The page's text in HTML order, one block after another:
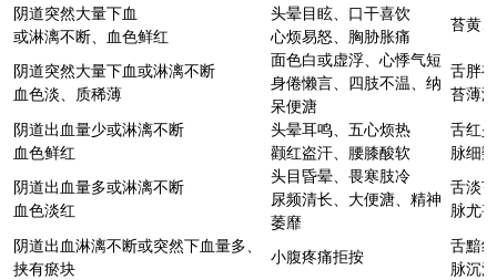
阴道突然大量下血
或淋漓不断、血色鲜红
头晕目眩、口干喜饮
心烦易怒、胸胁胀痛
苔黄
阴道突然大量下血或淋漓不断
血色淡、质稀薄
面色白或虚浮、心悸气短
身倦懒言、四肢不温、纳
呆便溏
舌胖
苔薄
阴道出血量少或淋漓不断
血色鲜红
头晕耳鸣、五心烦热
颧红盗汗、腰膝酸软
舌红
脉细
阴道出血量多或淋漓不断
血色淡红
头目昏晕、畏寒肢冷
尿频清长、大便溏、精神
萎靡
舌淡
脉尤甚
阴道出血淋漓不断或突然下血量多、
挟有瘀块
小腹疼痛拒按
舌黯
脉沉